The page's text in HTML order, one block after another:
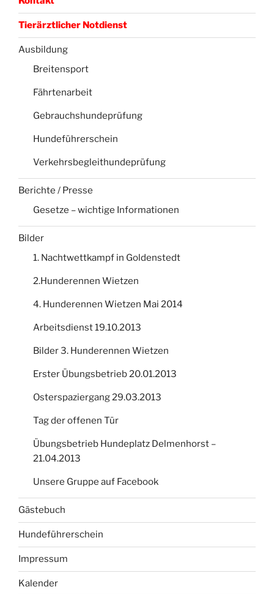
Tierärztlicher Notdienst
Ausbildung
Breitensport
Fährtenarbeit
Gebrauchshundeprüfung
Hundeführerschein
Verkehrsbegleithundeprüfung
Berichte / Presse
Gesetze – wichtige Informationen
Bilder
1. Nachtwettkampf in Goldenstedt
2.Hunderennen Wietzen
4. Hunderennen Wietzen Mai 2014
Arbeitsdienst 19.10.2013
Bilder 3. Hunderennen Wietzen
Erster Übungsbetrieb 20.01.2013
Osterspaziergang 29.03.2013
Tag der offenen Tür
Übungsbetrieb Hundeplatz Delmenhorst –
21.04.2013
Unsere Gruppe auf Facebook
Gästebuch
Hundeführerschein
Impressum
Kalender